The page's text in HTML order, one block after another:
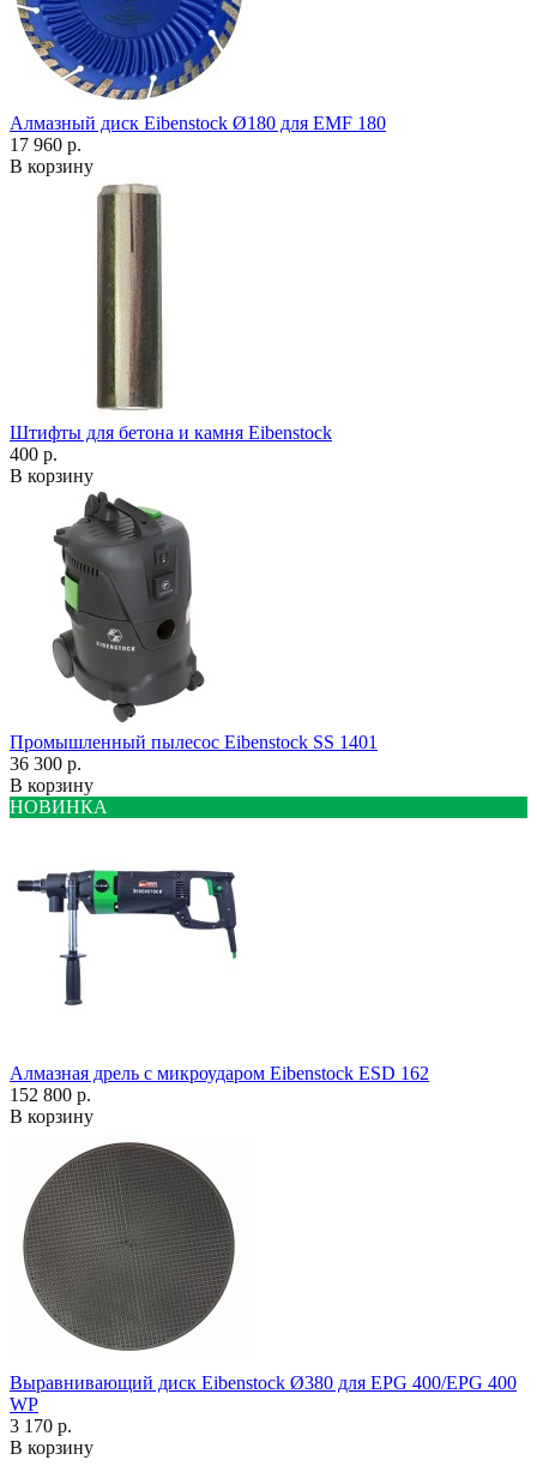
Алмазный диск Eibenstock Ø180 для EMF 180
17 960 р.
В корзину
Штифты для бетона и камня Eibenstock
400 р.
В корзину
Промышленный пылесос Eibenstock SS 1401
36 300 р.
В корзину
НОВИНКА
Алмазная дрель с микроударом Eibenstock ESD 162
152 800 р.
В корзину
Выравнивающий диск Eibenstock Ø380 для EPG 400/EPG 400
WP
3 170 р.
В корзину